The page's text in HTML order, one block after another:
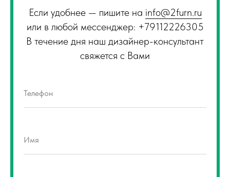
Если удобнее — пишите на info@2furn.ru
или в любой мессенджер: +79112226305
В течение дня наш дизайнер-консультант
свяжется с Вами
Телефон
Имя